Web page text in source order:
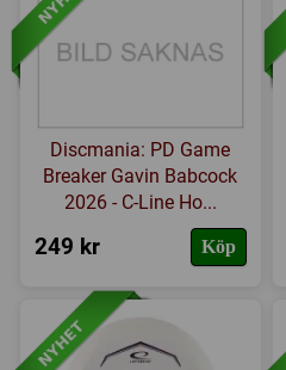
Discmania: PD Game
Breaker Gavin Babcock
2026 - C-Line Ho...
249 kr Köp